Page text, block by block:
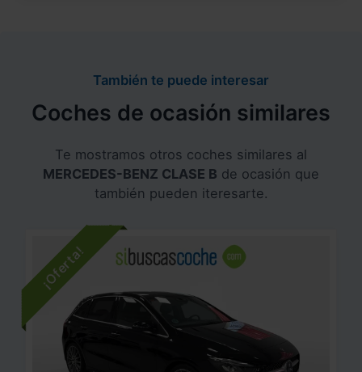
También te puede interesar
Coches de ocasión similares
Te mostramos otros coches similares al
MERCEDES-BENZ CLASE B de ocasión que
también pueden iteresarte.